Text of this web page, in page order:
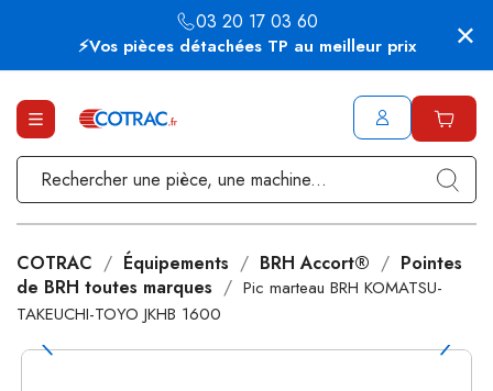
⚡Vos pièces détachées TP au meilleur prix
03 20 17 03 60
COTRAC Équipements BRH Accort®
Pointes
de BRH toutes marques
Pic marteau BRH KOMATSU-
TAKEUCHI-TOYO JKHB 1600